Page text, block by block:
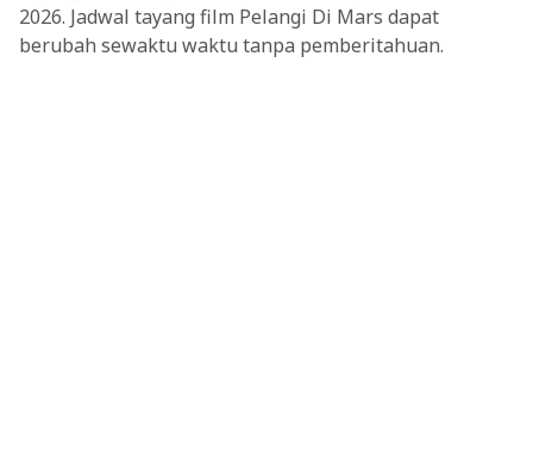
2026. Jadwal tayang film Pelangi Di Mars dapat
berubah sewaktu waktu tanpa pemberitahuan.